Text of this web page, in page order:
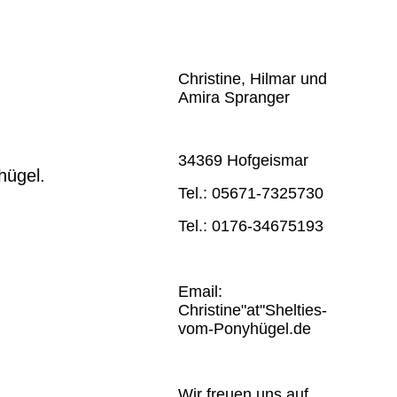
Christine, Hilmar und
Amira Spranger
34369 Hofgeismar
Tel.: 05671-7325730
Tel.: 0176-34675193
Email:
Christine"at"Shelties-
vom-Ponyhügel.de